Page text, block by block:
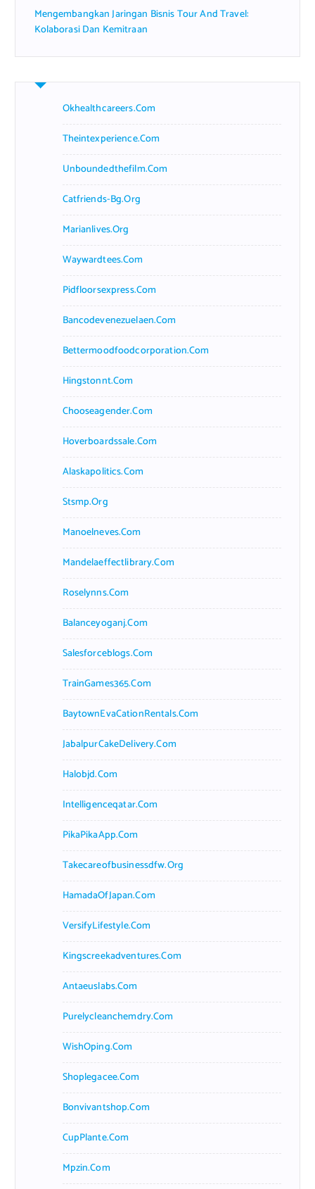
Mengembangkan Jaringan Bisnis Tour And Travel:
Kolaborasi Dan Kemitraan
Okhealthcareers.com
Theintexperience.com
Unboundedthefilm.com
Catfriends-Bg.org
Marianlives.org
Waywardtees.com
Pidfloorsexpress.com
Bancodevenezuelaen.com
Bettermoodfoodcorporation.com
Hingstonnt.com
Chooseagender.com
Hoverboardssale.com
Alaskapolitics.com
Stsmp.org
Manoelneves.com
Mandelaeffectlibrary.com
Roselynns.com
Balanceyoganj.com
Salesforceblogs.com
TrainGames365.com
BaytownEvaCationRentals.com
JabalpurCakeDelivery.com
Halobjd.com
Intelligenceqatar.com
PikaPikaApp.com
Takecareofbusinessdfw.org
HamadaOfJapan.com
VersifyLifestyle.com
Kingscreekadventures.com
Antaeuslabs.com
Purelycleanchemdry.com
WishOping.com
Shoplegacee.com
Bonvivantshop.com
CupPlante.com
Mpzin.com